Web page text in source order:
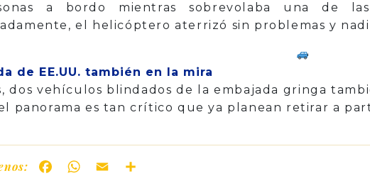
a bordo mientras sobrevolaba una de
el helicóptero aterrizó sin problemas y
de EE.UU. también en la mira
dos vehículos blindados de la embajada gringa
panorama es tan crítico que ya planean retirar a
FacebookWhatsApp
Email